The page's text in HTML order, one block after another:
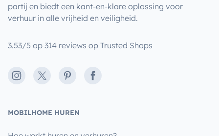
partij en biedt een kant-en-klare oplossing voor
verhuur in alle vrijheid en veiligheid.
3.53/5 op 314 reviews op Trusted Shops
Instagram
X PinterestFacebook
MOBILHOME HUREN